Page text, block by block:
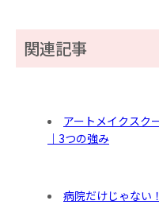
関連記事
アートメイクスク
｜3つの強み
病院だけじゃない